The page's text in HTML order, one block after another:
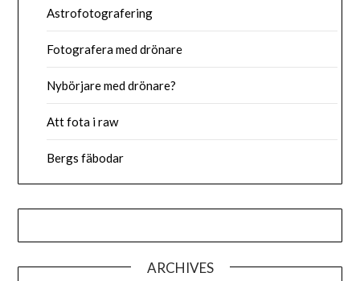
Astrofotografering
Fotografera med drönare
Nybörjare med drönare?
Att fota i raw
Bergs fäbodar
ARCHIVES